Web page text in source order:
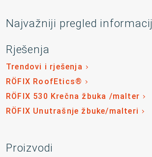
Najvažniji pregled
Rješenja
Trendovi i rješenja
RÖFIX RoofEtics®
RÖFIX 530 Krečna žbuka /malter
RÖFIX Unutrašnje žbuke/malteri
Proizvodi